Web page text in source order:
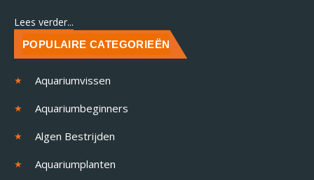
Lees verder...
POPULAIRE CATEGORIEËN
Aquariumvissen
Aquariumbeginners
Algen Bestrijden
Aquariumplanten